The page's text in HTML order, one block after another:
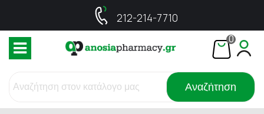
212-214-7710
0
Αναζήτηση